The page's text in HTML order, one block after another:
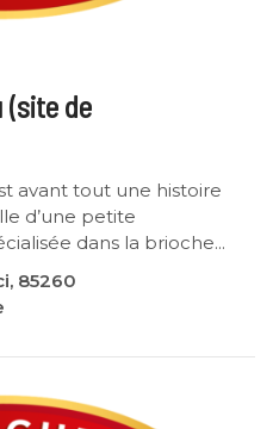
(site de
avant tout une histoire
d’une petite
dans la brioche...
85260